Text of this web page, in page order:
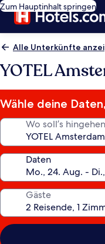
Zum Hauptinhalt springen
Alle Unterkünfte
YOTEL
Wähle deine
Wo soll’s
Daten
Gäste